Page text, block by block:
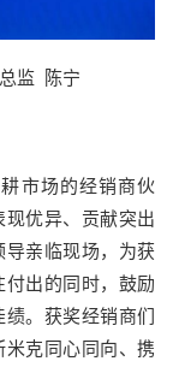
监 陈宁
市场的经销商伙
优异、贡献突出
亲临现场，为获
出的同时，鼓励
。获奖经销商们
克同心同向、携